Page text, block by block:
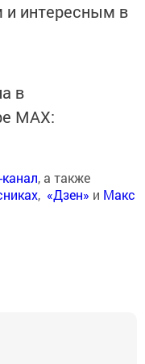
интересным в
в
MАХ:
, а также
, «Дзен» и Макс